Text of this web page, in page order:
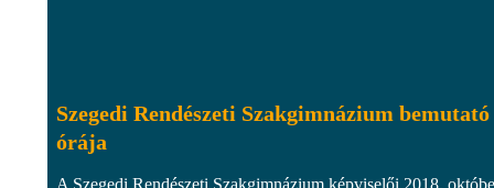
Szegedi Rendészeti Szakgimnázium bemutató
órája
A Szegedi Rendészeti Szakgimnázium képviselői 2018.